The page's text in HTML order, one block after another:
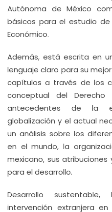
Autónoma de México
básicos para el estudio
Económico.
Además, está escrita en
lenguaje claro para su
capítulos a través de los
conceptual del
antecedentes de la
globalización y el actual
un análisis sobre los
en el mundo, la
mexicano, sus
para el desarrollo.
Desarrollo
intervención extranjera